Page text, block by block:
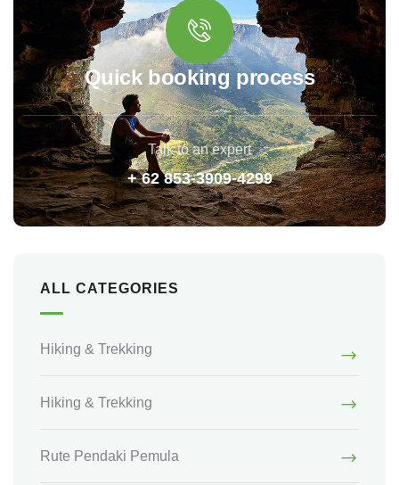
Quick booking process
Talk to an expert
+ 62 853-3909-4299
ALL CATEGORIES
Hiking & Trekking
Hiking & Trekking
Rute Pendaki Pemula